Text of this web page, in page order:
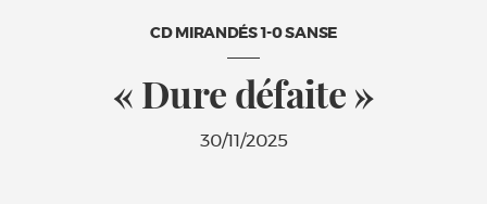
CD MIRANDÉS 1-0 SANSE
« Dure défaite »
30/11/2025